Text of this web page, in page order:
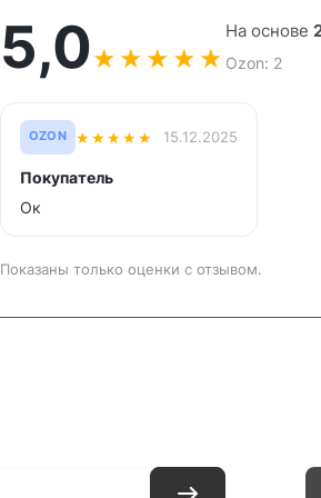
5,0★ ★ ★ ★ ★
На основе
Ozon: 2
OZON ★★★★★ 15.12.2025
Покупатель
Ок
Показаны только оценки с отзывом.